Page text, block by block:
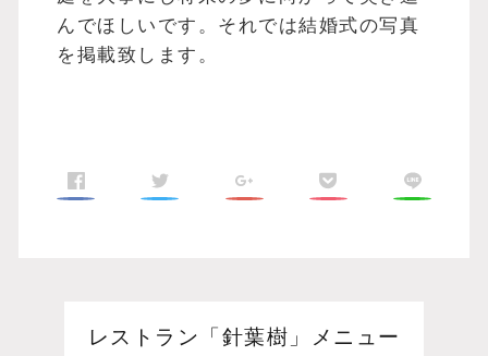
んでほしいです。それでは結婚式の写真
を掲載致します。
レストラン「針葉樹」メニュー